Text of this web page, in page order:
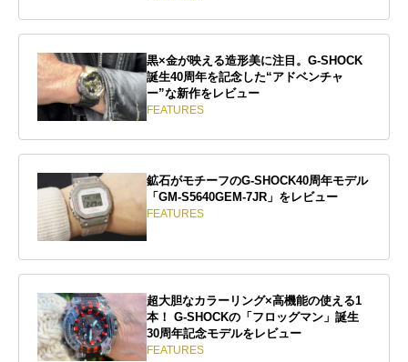
黒×金が映える造形美に注目。G-SHOCK
誕生40周年を記念した“アドベンチャ
ー”な新作をレビュー
FEATURES
鉱石がモチーフのG-SHOCK40周年モデル
「GM-S5640GEM-7JR」をレビュー
FEATURES
超大胆なカラーリング×高機能の使える1
本！ G-SHOCKの「フロッグマン」誕生
30周年記念モデルをレビュー
FEATURES